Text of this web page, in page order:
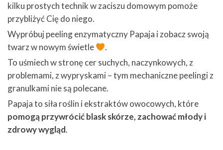
kilku prostych technik w zaciszu domowym pomoże
przybliżyć Cię do niego.
Wypróbuj peeling enzymatyczny Papaja i zobacz swoją
twarz w nowym świetle
.
To uśmiech w stronę cer suchych, naczynkowych, z
problemami, z wypryskami – tym mechaniczne peelingi z
granulkami nie są polecane.
Papaja to siła roślin i ekstraktów owocowych, które
pomogą przywrócić blask skórze, zachować młody i
zdrowy wygląd.